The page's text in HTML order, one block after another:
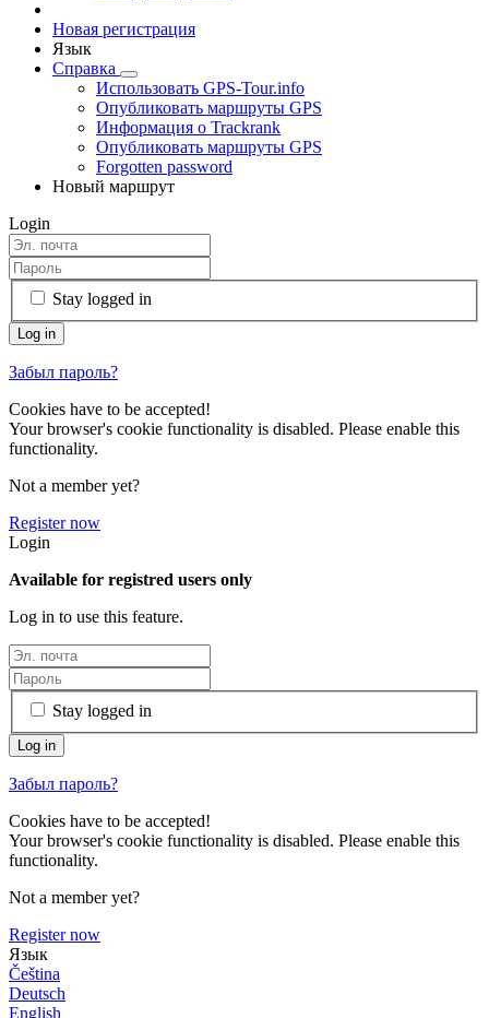
Новая регистрация
Язык
Справка
Использовать GPS-Tour.info
Опубликовать маршруты GPS
Информация о Trackrank
Опубликовать маршруты GPS
Forgotten password
Новый маршрут
Login
Stay logged in
Забыл пароль?
Cookies have to be accepted!
Your browser's cookie functionality is disabled. Please enable this
functionality.
Not a member yet?
Register now
Login
Available for registred users only
Log in to use this feature.
Stay logged in
Забыл пароль?
Cookies have to be accepted!
Your browser's cookie functionality is disabled. Please enable this
functionality.
Not a member yet?
Register now
Язык
Čeština
Deutsch
English